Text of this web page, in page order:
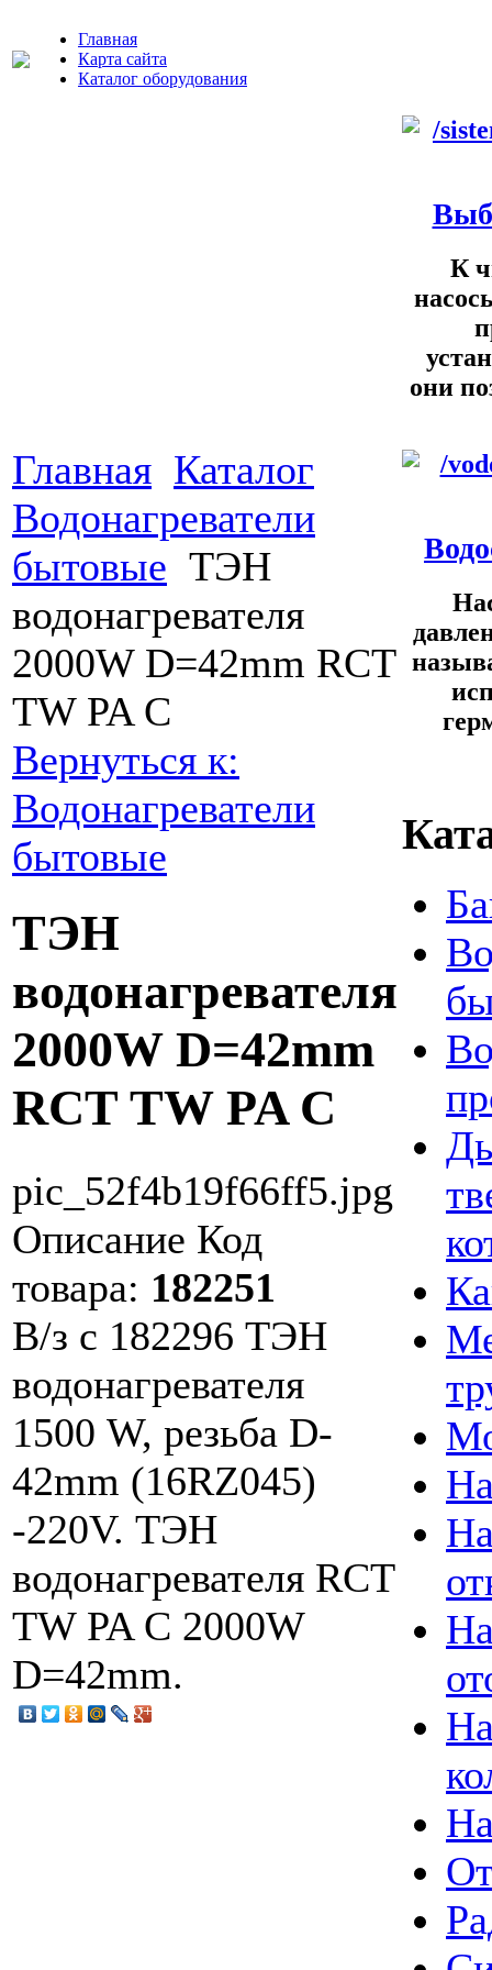
Главная
Карта сайта
Каталог оборудования
Главная Каталог
Водонагреватели
бытовые ТЭН
водонагревателя
2000W D=42mm RCT
TW PA C
Вернуться к:
Водонагреватели
бытовые
ТЭН
водонагревателя
2000W D=42mm
RCT TW PA C
pic_52f4b19f66ff5.jpg
Описание Код
товара: 182251
В/з с 182296 ТЭН
водонагревателя
1500 W, резьба D-
42mm (16RZ045)
-220V. ТЭН
водонагревателя RCT
TW PA C 2000W
D=42mm.
К
они